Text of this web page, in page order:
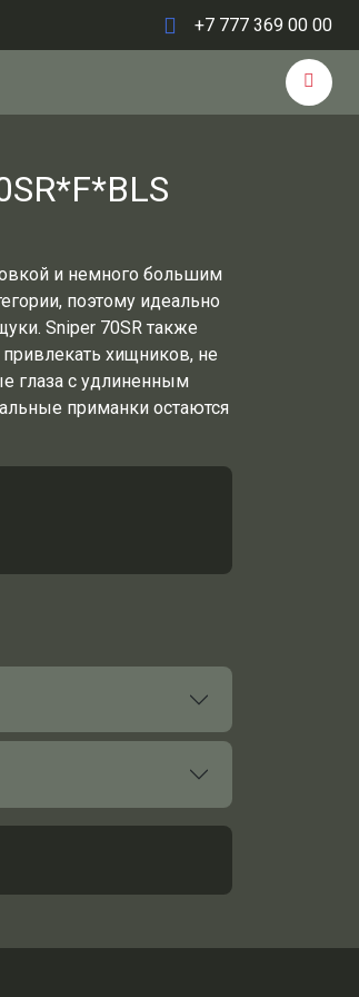
+7 777 369 00 00
и немного большим
поэтому идеально
Sniper 70SR также
хищников, не
глаза с удлиненным
приманки остаются